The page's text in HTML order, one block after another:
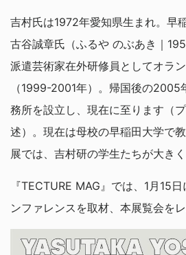
吉村氏は1972年愛知県生まれ。早
古谷誠章氏（ふるや のぶあき｜
派遣芸術家在外研修員としてオラ
（1999-2001年）。帰国後の2005
務所を設立し、現在に至ります（
述）。現在は母校の早稲田大学で
展では、吉村研の学生たちが大き
『TECTURE MAG』では、1月15
ンファレンスを取材、本展覧会をレ